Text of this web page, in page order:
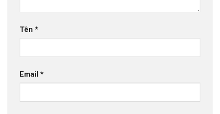
Tên *
Email *